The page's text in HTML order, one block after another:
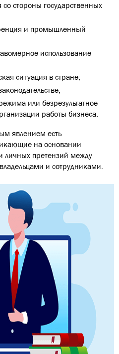
стороны государственных
и промышленный
использование
ситуация в стране;
или безрезультатное
работы бизнеса.
явлением есть
на основании
личных претензий между
и сотрудниками.